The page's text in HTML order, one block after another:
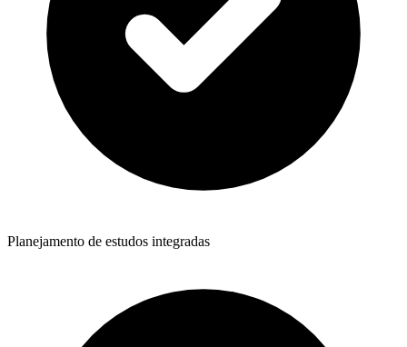
Planejamento de estudos integradas